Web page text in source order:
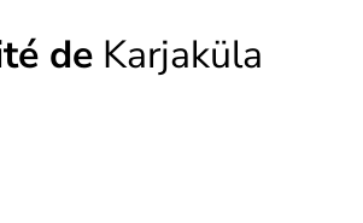
de Karjaküla